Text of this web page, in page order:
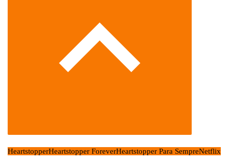
HeartstopperHeartstopper ForeverHeartstopper Para SempreNetflix